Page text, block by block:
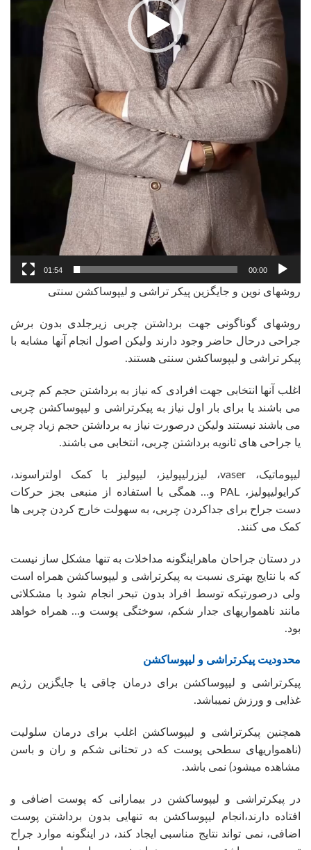
00:00
01:54
روشهای نوین و جایگزین پیکر تراشی و لیپوساکشن سنتی
روشهای گوناگونی جهت برداشتن چربی زیرجلدی بدون برش
جراحی درحال حاضر وجود دارند ولیکن اصول انجام آنها مشابه با
پیکر تراشی و لیپوساکشن سنتی هستند.
اغلب آنها انتخابی جهت افرادی که نیاز به برداشتن حجم کم چربی
می باشند یا برای بار اول نیاز به پیکرتراشی و لیپوساکشن چربی
می باشند نیستند ولیکن درصورت نیاز به برداشتن حجم زیاد چربی
یا جراحی های ثانویه برداشتن چربی، انتخابی می باشند.
لیپوماتیک، vaser، لیزرلیپولیز، لیپولیز با کمک اولتراسوند،
کرایولیپولیز، PAL و… همگی با استفاده از منبعی بجز حرکات
دست جراح برای جداکردن چربی، به سهولت خارج کردن چربی ها
کمک می کنند.
در دستان جراحان ماهراینگونه مداخلات به تنها مشکل ساز نیست
که با نتایج بهتری نسبت به پیکرتراشی و لیپوساکشن همراه است
ولی درصورتیکه توسط افراد بدون تبحر انجام شود با مشکلاتی
مانند ناهمواریهای جدار شکم، سوختگی پوست و… همراه خواهد
بود.
محدودیت پیکرتراشی و لیپوساکشن
پیکرتراشی و لیپوساکشن برای درمان چاقی یا جایگزین رژیم
غذایی و ورزش نمیباشد.
همچنین پیکرتراشی و لیپوساکشن اغلب برای درمان سلولیت
(ناهمواریهای سطحی پوست که در تحتانی شکم و ران و باسن
مشاهده میشود) نمی باشد.
در پیکرتراشی و لیپوساکشن در بیمارانی که پوست اضافی و
افتاده دارند،انجام لیپوساکشن به تنهایی بدون برداشتن پوست
اضافی، نمی تواند نتایج مناسبی ایجاد کند، در اینگونه موارد جراح